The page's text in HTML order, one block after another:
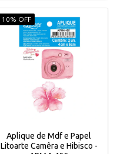
10% OFF
Aplique de Mdf e Papel
Litoarte Camêra e Hibisco -